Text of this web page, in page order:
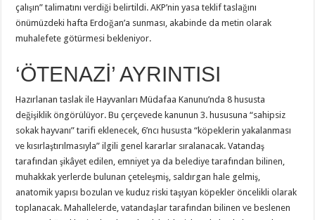
çalışın” talimatını verdiği belirtildi. AKP’nin yasa teklif taslağını
önümüzdeki hafta Erdoğan’a sunması, akabinde da metin olarak
muhalefete götürmesi bekleniyor.
‘ÖTENAZİ’ AYRINTISI
Hazırlanan taslak ile Hayvanları Müdafaa Kanunu’nda 8 hususta
değişiklik öngörülüyor. Bu çerçevede kanunun 3. hususuna “sahipsiz
sokak hayvanı” tarifi eklenecek, 6’ncı hususta “köpeklerin yakalanması
ve kısırlaştırılmasıyla” ilgili genel kararlar sıralanacak. Vatandaş
tarafından şikâyet edilen, emniyet ya da belediye tarafından bilinen,
muhakkak yerlerde bulunan çeteleşmiş, saldırgan hale gelmiş,
anatomik yapısı bozulan ve kuduz riski taşıyan köpekler öncelikli olarak
toplanacak. Mahallelerde, vatandaşlar tarafından bilinen ve beslenen